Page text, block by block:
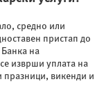
средно или
пристап до
на
изврши уплата на
празници, викенди и